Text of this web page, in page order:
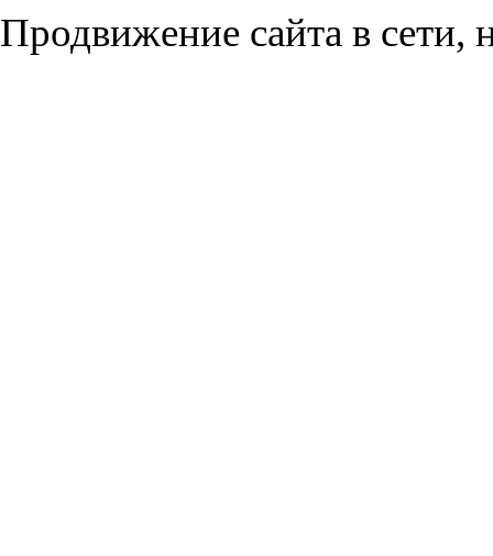
Продвижение сайта в сети,